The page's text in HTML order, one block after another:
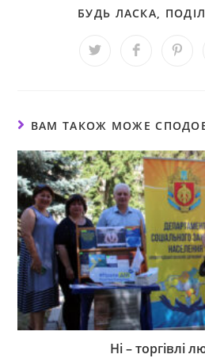
БУДЬ ЛАСКА,
ВАМ ТАКОЖ МОЖЕ
Ні – торгівлі